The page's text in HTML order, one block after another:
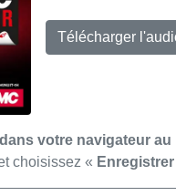
Télécharger
votre navigateur
choisissez «